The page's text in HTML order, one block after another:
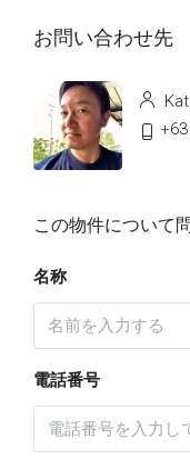
お問い合わせ先
この物件について
名称
電話番号